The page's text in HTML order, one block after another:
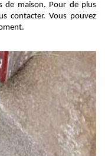
de maison. Pour de plus
contacter. Vous pouvez